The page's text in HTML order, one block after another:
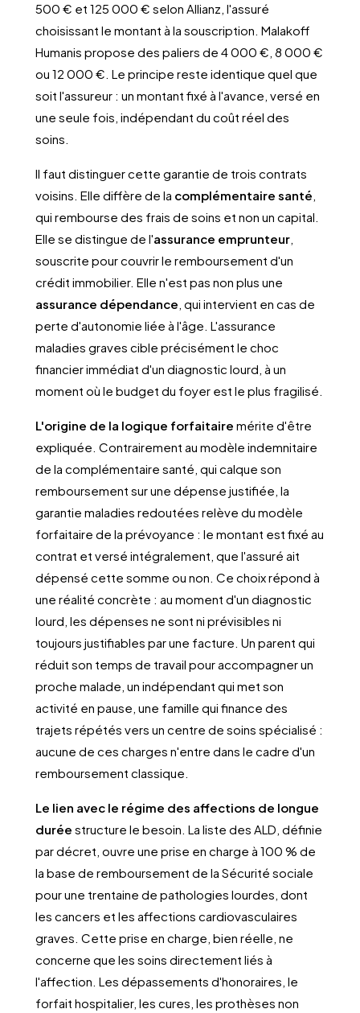
500 € et 125 000 € selon Allianz, l'assuré
choisissant le montant à la souscription. Malakoff
Humanis propose des paliers de 4 000 €, 8 000 €
ou 12 000 €. Le principe reste identique quel que
soit l'assureur : un montant fixé à l'avance, versé en
une seule fois, indépendant du coût réel des
soins.
Il faut distinguer cette garantie de trois contrats
voisins. Elle diffère de la complémentaire santé,
qui rembourse des frais de soins et non un capital.
Elle se distingue de l'assurance emprunteur,
souscrite pour couvrir le remboursement d'un
crédit immobilier. Elle n'est pas non plus une
assurance dépendance, qui intervient en cas de
perte d'autonomie liée à l'âge. L'assurance
maladies graves cible précisément le choc
financier immédiat d'un diagnostic lourd, à un
moment où le budget du foyer est le plus fragilisé.
L'origine de la logique forfaitaire mérite d'être
expliquée. Contrairement au modèle indemnitaire
de la complémentaire santé, qui calque son
remboursement sur une dépense justifiée, la
garantie maladies redoutées relève du modèle
forfaitaire de la prévoyance : le montant est fixé au
contrat et versé intégralement, que l'assuré ait
dépensé cette somme ou non. Ce choix répond à
une réalité concrète : au moment d'un diagnostic
lourd, les dépenses ne sont ni prévisibles ni
toujours justifiables par une facture. Un parent qui
réduit son temps de travail pour accompagner un
proche malade, un indépendant qui met son
activité en pause, une famille qui finance des
trajets répétés vers un centre de soins spécialisé :
aucune de ces charges n'entre dans le cadre d'un
remboursement classique.
Le lien avec le régime des affections de longue
durée structure le besoin. La liste des ALD, définie
par décret, ouvre une prise en charge à 100 % de
la base de remboursement de la Sécurité sociale
pour une trentaine de pathologies lourdes, dont
les cancers et les affections cardiovasculaires
graves. Cette prise en charge, bien réelle, ne
concerne que les soins directement liés à
l'affection. Les dépassements d'honoraires, le
forfait hospitalier, les cures, les prothèses non